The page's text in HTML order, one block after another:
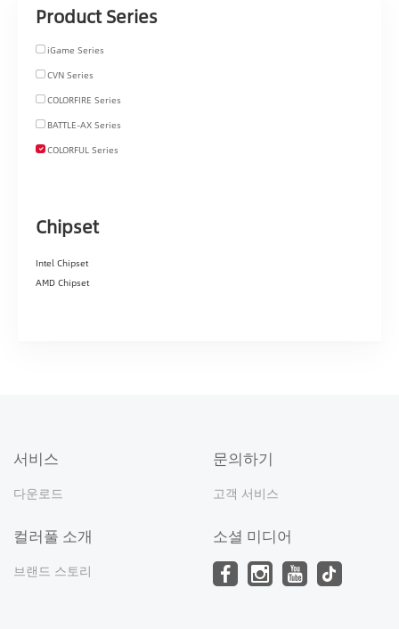
Product Series
iGame Series
CVN Series
COLORFIRE Series
BATTLE-AX Series
COLORFUL Series
Chipset
Intel Chipset
AMD Chipset
서비스
다운로드
문의하기
고객 서비스
컬러풀 소개
브랜드 스토리
소셜 미디어